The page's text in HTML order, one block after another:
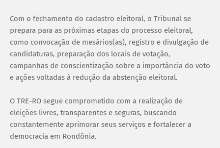
Com o fechamento do cadastro eleitoral, o Tribunal se
prepara para as próximas etapas do processo eleitoral,
como convocação de mesários(as), registro e divulgação de
candidaturas, preparação dos locais de votação,
campanhas de conscientização sobre a importância do voto
e ações voltadas à redução da abstenção eleitoral.
O TRE-RO segue comprometido com a realização de
eleições livres, transparentes e seguras, buscando
constantemente aprimorar seus serviços e fortalecer a
democracia em Rondônia.